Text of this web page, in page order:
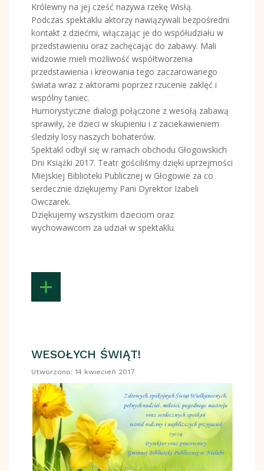
Królewny na jej cześć nazywa rzekę Wisłą.
Podczas spektaklu aktorzy nawiązywali bezpośredni
kontakt z dziećmi, włączając je do współudziału w
przedstawieniu oraz zachęcając do zabawy. Mali
widzowie mieli możliwość współtworzenia
przedstawienia i kreowania tego zaczarowanego
świata wraz z aktorami poprzez rzucenie zaklęć i
wspólny taniec.
Humorystyczne dialogi połączone z wesołą zabawą
sprawiły, że dzieci w skupieniu i z zaciekawieniem
śledziły losy naszych bohaterów.
Spektakl odbył się w ramach obchodu Głogowskich
Dni Książki 2017. Teatr gościliśmy dzięki uprzejmości
Miejskiej Biblioteki Publicznej w Głogowie za co
serdecznie dziękujemy Pani Dyrektor Izabeli
Owczarek.
Dziękujemy wszystkim dzieciom oraz
wychowawcom za udział w spektaklu.
WESOŁYCH ŚWIĄT!
Utworzono: 14 kwiecień 2017